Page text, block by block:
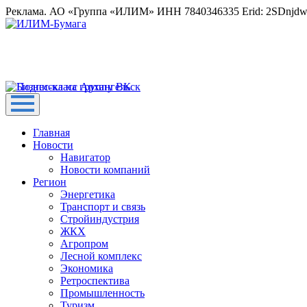
Реклама. АО «Группа «ИЛИМ» ИНН 7840346335 Erid:
Главная
Новости
Навигатор
Новости компаний
Регион
Энергетика
Транспорт и связь
Стройиндустрия
ЖКХ
Агропром
Лесной комплекс
Экономика
Ретроспектива
Промышленность